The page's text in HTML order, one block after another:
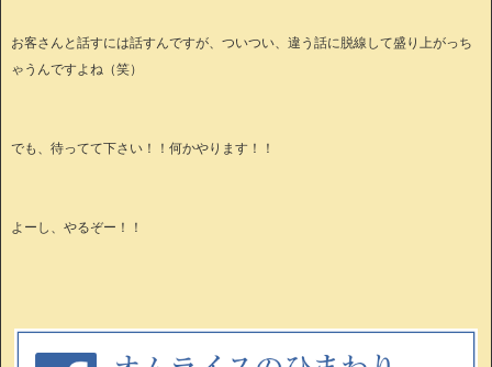
お客さんと話すには話すんですが、ついつい、違う話に脱線して盛り上がっち
ゃうんですよね（笑）
でも、待ってて下さい！！何かやります！！
よーし、やるぞー！！